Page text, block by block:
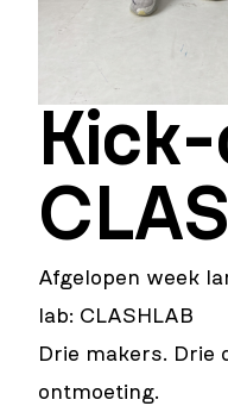
Afgelopen week
lab: CLASHLAB
Drie makers. Drie
ontmoeting.